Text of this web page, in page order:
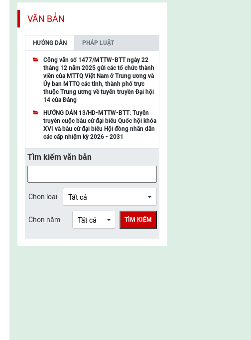
UBMTTQ Việt Nam TP. Cần Thơ
UBMTTQ Việt Nam tỉnh Quảng Ninh
UBMTTQ Việt Nam tỉnh Cao Bằng
UBMTTQ Việt Nam tỉnh Lạng Sơn
UBMTTQ Việt Nam tỉnh Lai Châu
UBMTTQ Việt Nam tỉnh Điện Biên
UBMTTQ Việt Nam tỉnh Sơn La
UBMTTQ Việt Nam tỉnh Thanh Hóa
UBMTTQ Việt Nam tỉnh Nghệ An
UBMTTQ Việt Nam tỉnh Lào Cai
UBMTTQ Việt Nam tỉnh Thái Nguyên
VĂN BẢN
HƯỚNG DẪN PHÁP LUẬT
Công văn số 1477/MTTW-BTT ngày 22
tháng 12 năm 2025 gửi các tổ chức thành
viên của MTTQ Việt Nam ở Trung ương và
Ủy ban MTTQ các tỉnh, thành phố trực
thuộc Trung ương về tuyên truyền Đại hội
14 của Đảng
HƯỚNG DẪN 13/HD-MTTW-BTT: Tuyên
truyền cuộc bầu cử đại biểu Quốc hội khóa
XVI và bầu cử đại biểu Hội đồng nhân dân
các cấp nhiệm kỳ 2026 - 2031
Tìm kiếm văn bản
Chọn loại
Chọn năm TÌM KIẾM